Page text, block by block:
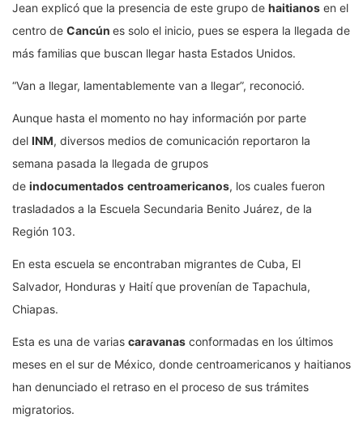
Jean explicó que la presencia de este grupo de haitianos en el
centro de Cancún es solo el inicio, pues se espera la llegada de
más familias que buscan llegar hasta Estados Unidos.
“Van a llegar, lamentablemente van a llegar”, reconoció.
Aunque hasta el momento no hay información por parte
del INM, diversos medios de comunicación reportaron la
semana pasada la llegada de grupos
de indocumentados centroamericanos, los cuales fueron
trasladados a la Escuela Secundaria Benito Juárez, de la
Región 103.
En esta escuela se encontraban migrantes de Cuba, El
Salvador, Honduras y Haití que provenían de Tapachula,
Chiapas.
Esta es una de varias caravanas conformadas en los últimos
meses en el sur de México, donde centroamericanos y haitianos
han denunciado el retraso en el proceso de sus trámites
migratorios.